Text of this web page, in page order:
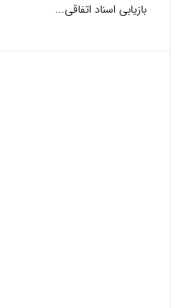
بازیابی اسناد اتفاقی...